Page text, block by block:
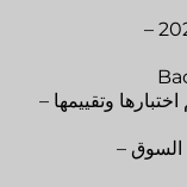
أفضل خيام التخييم لشخصين لعام 2025 –
وتقييمها –
السوق –